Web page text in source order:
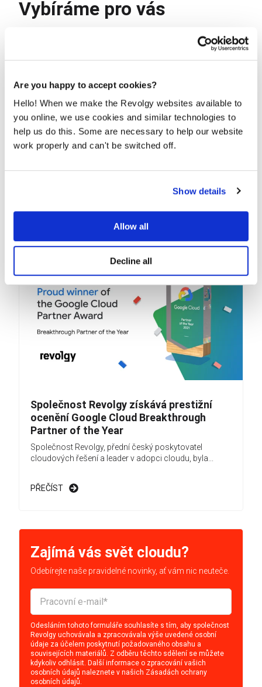
Are you happy to accept cookies?
Hello! When we make the Revolgy websites available to
you online, we use cookies and similar technologies to
help us do this. Some are necessary to help our website
work properly and can't be switched off.
Show details
Allow all
Decline all
Vybíráme pro vás
PŘEČÍST
Společnost Revolgy získává prestižní
ocenění Google Cloud Breakthrough
Partner of the Year
Společnost Revolgy, přední český poskytovatel
cloudových řešení a leader v adopci cloudu, byla...
PŘEČÍST
Zajímá vás svět cloudu?
Odebírejte naše pravidelné novinky, ať vám nic neuteče.
Odesláním tohoto formuláře souhlasíte s tím, aby společnost
Revolgy uchovávala a zpracovávala výše uvedené osobní
údaje za účelem poskytnutí požadovaného obsahu a
souvisejících materiálů. Z odběru těchto sdělení se můžete
kdykoliv odhlásit. Další informace o zpracování vašich
osobních údajů naleznete v našich Zásadách ochrany
osobních údajů.